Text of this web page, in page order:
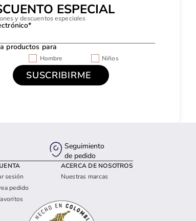
ESPECIAL
y descuentos especiales
productos para
Hombre
Niños
Seguimiento
de pedido
sesión
pedido
ACERCA DE NOSOTROS
Nuestras marcas